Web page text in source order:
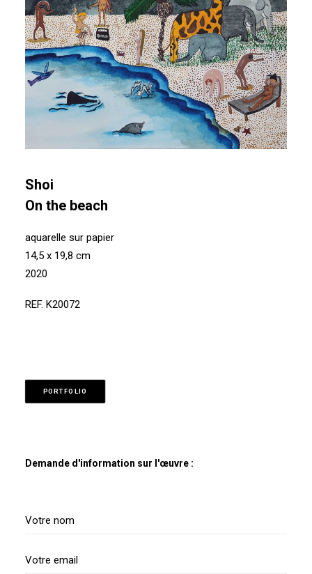
Shoi
On the beach
aquarelle sur papier
14,5 x 19,8 cm
2020
REF. K20072
PORTFOLIO
Demande d'information sur l'œuvre :